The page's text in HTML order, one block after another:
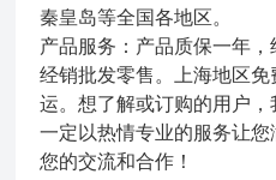
秦皇岛等全国各地区。
产品服务：产品质保一年，
经销批发零售。上海地区
运。想了解或订购的用户，
一定以热情专业的服务让
您的交流和合作！